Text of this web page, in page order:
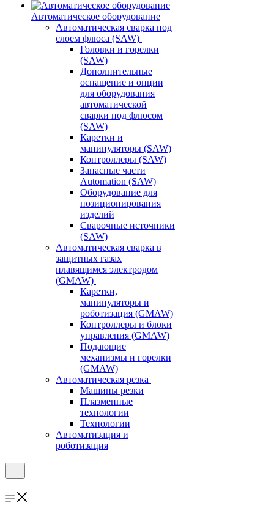
Автоматическое оборудование
Автоматическая сварка под
слоем флюса (SAW)
Головки и горелки
(SAW)
Дополнительные
оснащение и опции
для оборудования
автоматической
сварки под флюсом
(SAW)
Каретки и
манипуляторы (SAW)
Контроллеры (SAW)
Запасные части
Automation (SAW)
Оборудование для
позиционирования
изделий
Сварочные источники
(SAW)
Автоматическая сварка в
защитных газах
плавящимся электродом
(GMAW)
Каретки,
манипуляторы и
роботизация (GMAW)
Контроллеры и блоки
управления (GMAW)
Подающие
механизмы и горелки
(GMAW)
Автоматическая резка
Машины резки
Плазменные
технологии
Технологии
Автоматизация и
роботизация